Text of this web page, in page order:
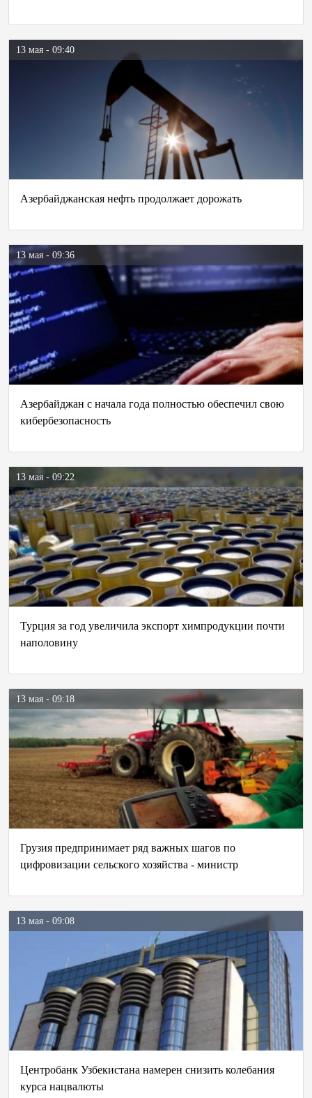
13 мая - 09:40
Азербайджанская нефть продолжает дорожать
13 мая - 09:36
Азербайджан с начала года полностью обеспечил свою
кибербезопасность
13 мая - 09:22
Турция за год увеличила экспорт химпродукции почти
наполовину
13 мая - 09:18
Грузия предпринимает ряд важных шагов по
цифровизации сельского хозяйства - министр
13 мая - 09:08
Центробанк Узбекистана намерен снизить колебания
курса нацвалюты